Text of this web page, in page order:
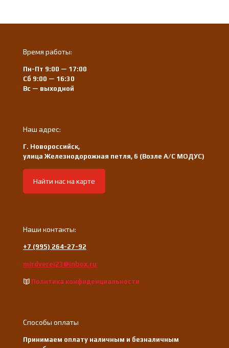
Время работы:
Пн-Пт 9:00 — 17:00
Сб 9:00 — 16:30
Вс — выходной
Наш адрес:
Г. Новороссийск,
улица Железнодорожная петля, 6 (Возле А/С МОДУС)
Найти нас на карте
Наши контакты:
+7 (995) 264-27-92
mirdverei23@inbox.ru
Политика конфиденциальности
Способы оплаты
Принимаем оплату наличным и безналичным